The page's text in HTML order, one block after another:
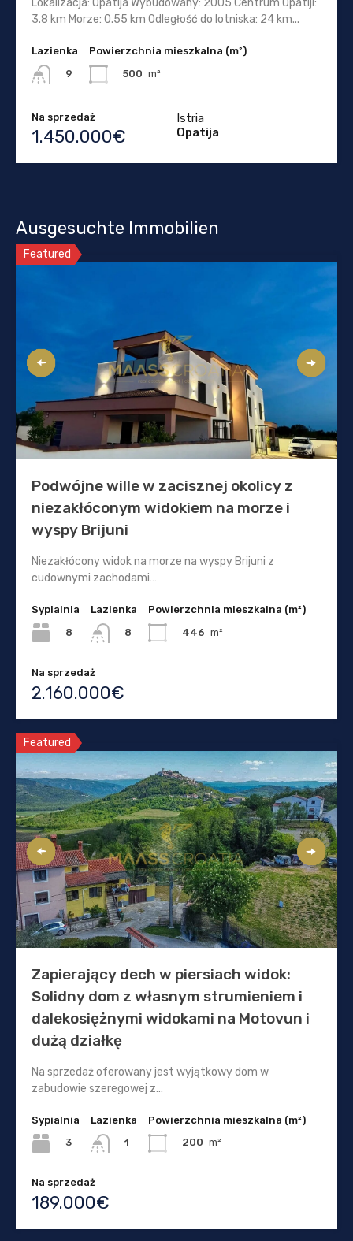
Lokalizacja: Opatija Wybudowany: 2005 Centrum Opatiji:
3.8 km Morze: 0.55 km Odległość do lotniska: 24 km...
Lazienka
9
Powierzchnia mieszkalna (m²)
500 m²
Na sprzedaż
1.450.000€
Istria
Opatija
Ausgesuchte Immobilien
Featured
Podwójne wille w zacisznej okolicy z
niezakłóconym widokiem na morze i
wyspy Brijuni
Niezakłócony widok na morze na wyspy Brijuni z
cudownymi zachodami…
Sypialnia
8
Lazienka
8
Powierzchnia mieszkalna (m²)
446 m²
Na sprzedaż
2.160.000€
Featured
Zapierający dech w piersiach widok:
Solidny dom z własnym strumieniem i
dalekosiężnymi widokami na Motovun i
dużą działkę
Na sprzedaż oferowany jest wyjątkowy dom w
zabudowie szeregowej z…
Sypialnia
3
Lazienka
1
Powierzchnia mieszkalna (m²)
200 m²
Na sprzedaż
189.000€